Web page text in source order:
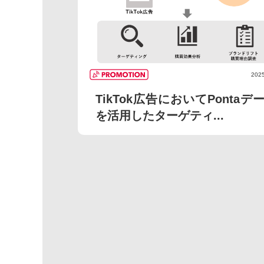
TikTok広告においてPontaデ
を活用したターゲティ...